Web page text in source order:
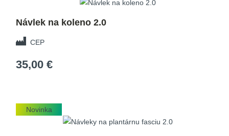
Návlek na koleno 2.0
CEP
35,00 €
Novinka